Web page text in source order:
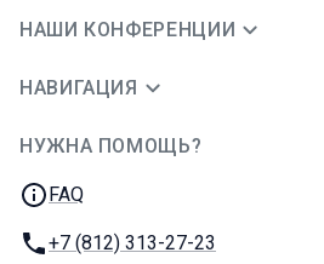
НАШИ КОНФЕРЕНЦИИ
НАВИГАЦИЯ
НУЖНА ПОМОЩЬ?
FAQ
Телефон:
+7 (812) 313-27-23